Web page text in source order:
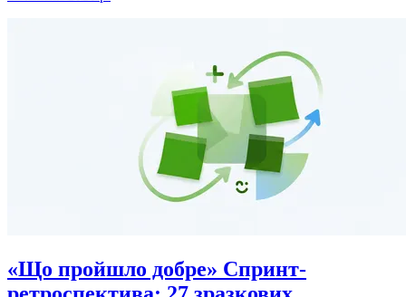
«Що пройшло добре» Спринт-